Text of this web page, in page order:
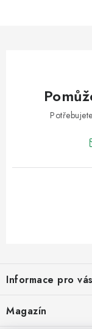
p
a
Informace pro vás
Velkoobchod
Magazín